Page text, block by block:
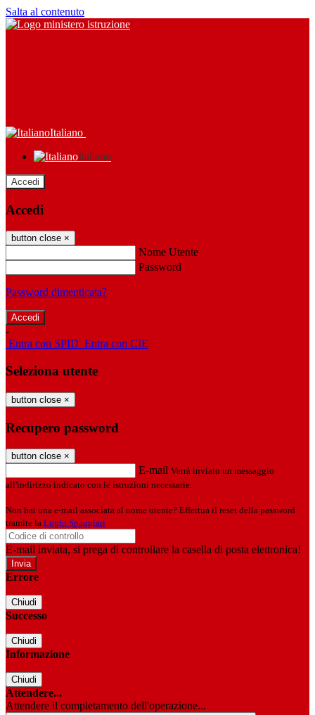
Salta al contenuto
Italiano
Italiano
Accedi
Accedi
button close ×
Nome Utente
Password
Password dimenticata?
-
Entra con SPID Entra con CIE
Seleziona utente
button close ×
Recupero password
button close ×
E-mail Verrà inviato un messaggio
all'indirizzo indicato con le istruzioni necessarie.
Non hai una e-mail associata al nome utente? Effettua il reset della password
tramite la Login Spaggiari
E-mail inviata, si prega di controllare la casella di posta elettronica!
Errore
Chiudi
Successo
Chiudi
Informazione
Chiudi
Attendere...
Attendere il completamento dell'operazione...